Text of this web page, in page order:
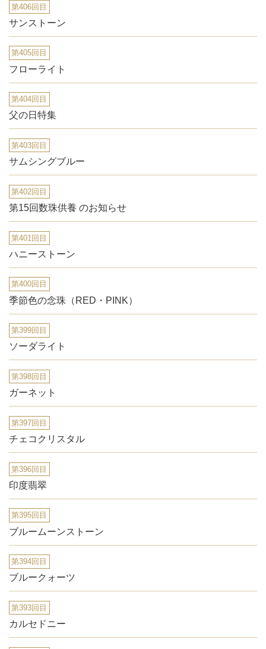
第406回目
サンストーン
第405回目
フローライト
第404回目
父の日特集
第403回目
サムシングブルー
第402回目
第15回数珠供養 のお知らせ
第401回目
ハニーストーン
第400回目
季節色の念珠（RED・PINK）
第399回目
ソーダライト
第398回目
ガーネット
第397回目
チェコクリスタル
第396回目
印度翡翠
第395回目
ブルームーンストーン
第394回目
ブルークォーツ
第393回目
カルセドニー